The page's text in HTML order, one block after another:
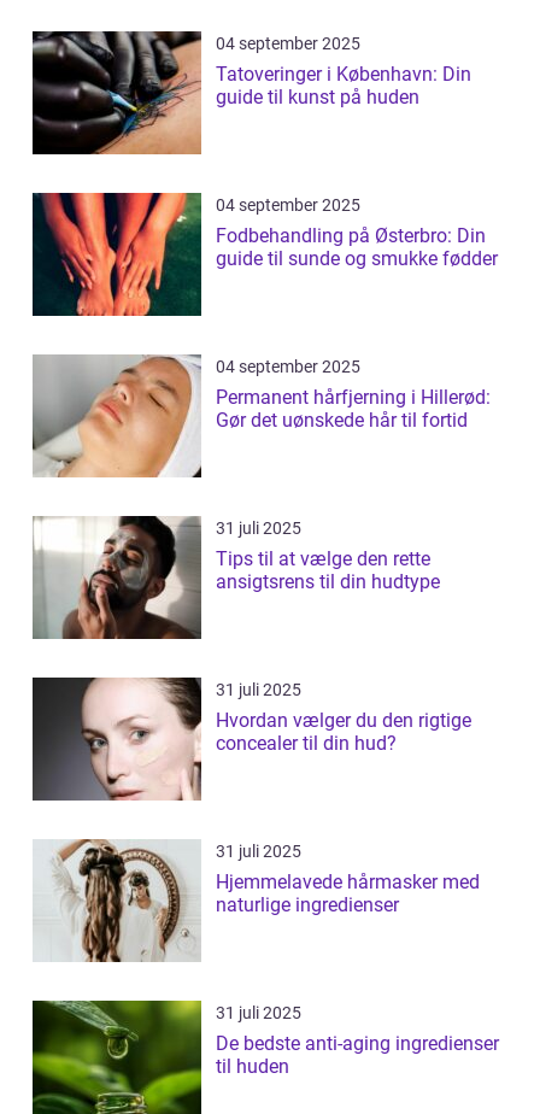
04 september 2025
Tatoveringer i København: Din
guide til kunst på huden
04 september 2025
Fodbehandling på Østerbro: Din
guide til sunde og smukke fødder
04 september 2025
Permanent hårfjerning i Hillerød:
Gør det uønskede hår til fortid
31 juli 2025
Tips til at vælge den rette
ansigtsrens til din hudtype
31 juli 2025
Hvordan vælger du den rigtige
concealer til din hud?
31 juli 2025
Hjemmelavede hårmasker med
naturlige ingredienser
31 juli 2025
De bedste anti-aging ingredienser
til huden